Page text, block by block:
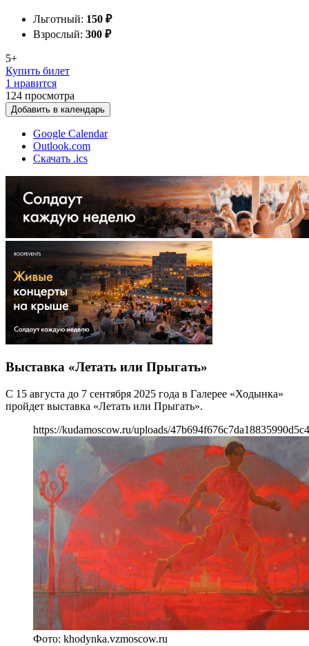
Льготный: 150 ₽
Взрослый: 300 ₽
5+
Купить билет
1 нравится
124 просмотра
Добавить в календарь
Google Calendar
Outlook.com
Скачать .ics
Выставка «Летать или Прыгать»
С 15 августа до 7 сентября 2025 года в Галерее «Ходынка»
пройдет выставка «Летать или Прыгать».
https://kudamoscow.ru/uploads/
Фото: khodynka.vzmoscow.ru